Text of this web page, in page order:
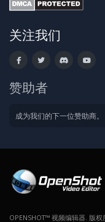
关注我们
赞助者
成为我们的下一位赞助商。
OPENSHOT™ 视频编辑器. 版